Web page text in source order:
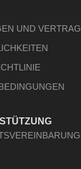
UND VERTRAG